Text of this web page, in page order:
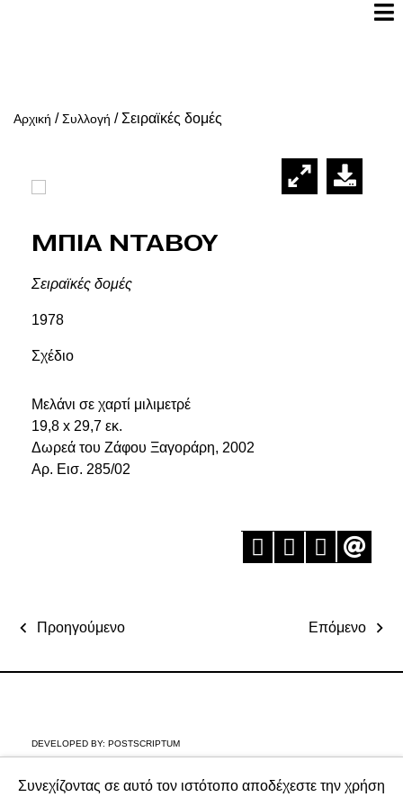
Αρχική /Συλλογή / Σειραϊκές δομές
Μπια Νταβου
Σειραϊκές δομές
1978
Σχέδιο
Μελάνι σε χαρτί μιλιμετρέ
19,8 x 29,7 εκ.
Δωρεά του Ζάφου Ξαγοράρη, 2002
Aρ. Εισ. 285/02
Προηγούμενο Επόμενο
DEVELOPED BY: POSTSCRIPTUM
Συνεχίζοντας σε αυτό τον ιστότοπο αποδέχεστε την χρήση